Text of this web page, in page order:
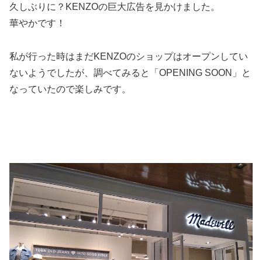
久しぶりに？KENZOの巨大広告を見かけました。
華やかです！
私が行った時はまだKENZOのショップはオープンしてい
ないようでしたが、調べてみると「OPENING SOON」と
なっていたので楽しみです。